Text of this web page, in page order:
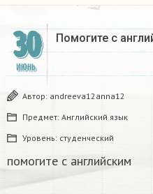
30
ИЮНЬ
Помогите с
Автор: andreeva12anna12
Предмет: Английский язык
Уровень: студенческий
помогите с английским